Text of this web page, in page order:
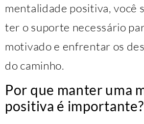
mentalidade positiva, você
ter o suporte necessário
motivado e enfrentar os
do caminho.
Por que manter uma
positiva é importante?